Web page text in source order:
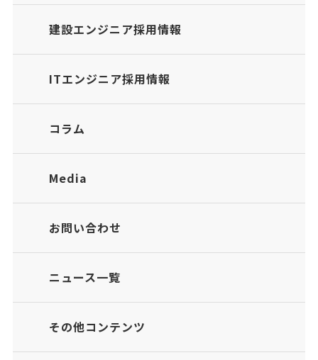
建設エンジニア採用情報
ITエンジニア採用情報
コラム
Media
お問い合わせ
ニュース一覧
その他コンテンツ